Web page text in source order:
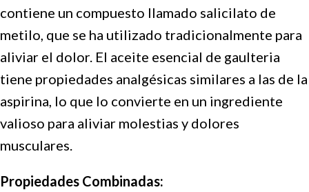
contiene un compuesto llamado salicilato de
metilo, que se ha utilizado tradicionalmente para
aliviar el dolor. El aceite esencial de gaulteria
tiene propiedades analgésicas similares a las de la
aspirina, lo que lo convierte en un ingrediente
valioso para aliviar molestias y dolores
musculares.
Propiedades Combinadas: